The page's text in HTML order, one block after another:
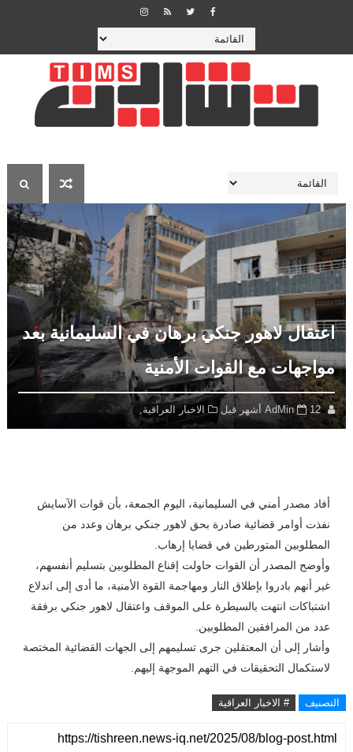
اعتقال لاهور جنكي برهان في السليمانية بعد
مواجهات مع القوات الأمنية
AdMin 12 أشهر قبل الاخبار العراقية,
أفاد مصدر أمني في السليمانية، اليوم الجمعة، بأن قوات الآسايش
نفذت أوامر قضائية صادرة بحق لاهور جنكي برهان وعدد من
المطلوبين المتورطين في قضايا إرهاب.
وأوضح المصدر أن القوات حاولت إقناع المطلوبين بتسليم أنفسهم،
غير أنهم بادروا بإطلاق النار ومهاجمة القوة الأمنية، ما أدى إلى اندلاع
اشتباكات انتهت بالسيطرة على الموقف واعتقال لاهور جنكي برفقة
عدد من المرافقين المطلوبين.
وأشار إلى أن المعتقلين جرى تسليمهم إلى الجهات القضائية المختصة
لاستكمال التحقيقات في التهم الموجهة إليهم.
التصنيف # الاخبار العراقية